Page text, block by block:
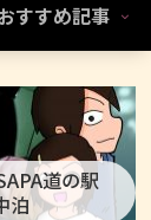
すすめ記事
道の駅
泊